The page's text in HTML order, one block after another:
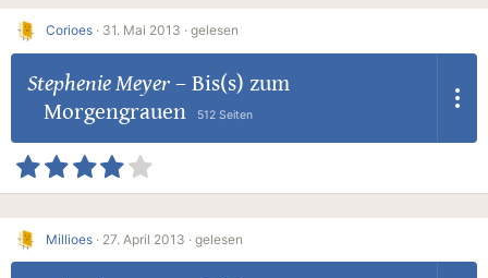
Corioes · 31. Mai 2013 · gelesen
Stephenie Meyer– Bis(s) zum
Morgengrauen
512 Seiten
Millioes · 27. April 2013 · gelesen